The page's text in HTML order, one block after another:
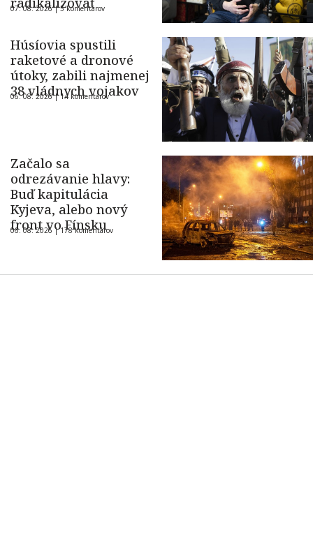
07. 08. 2026 |5 komentárov
Húsíovia spustili
raketové a dronové
útoky, zabili najmenej
38 vládnych vojakov
06. 08. 2026 |14 komentárov
Začalo sa
odrezávanie hlavy:
Buď kapitulácia
Kyjeva, alebo nový
front vo Fínsku
06. 08. 2026 |178 komentárov